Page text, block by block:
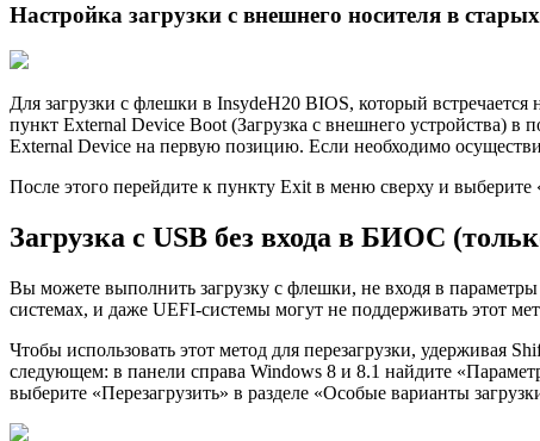
Настройка загрузки с внешнего носителя в
Для загрузки с флешки в InsydeH20 BIOS, который
пункт External Device Boot (Загрузка с внешнего устройства)
External Device на первую позицию. Если необходимо
После этого перейдите к пункту Exit в меню сверху и
Загрузка с USB без входа в БИОС
Вы можете выполнить загрузку с флешки, не входя в
системах, и даже UEFI-системы могут не поддерживать этот
Чтобы использовать этот метод для перезагрузки, удерживая
следующем: в панели справа Windows 8 и 8.1 найдите
выберите «Перезагрузить» в разделе «Особые варианты